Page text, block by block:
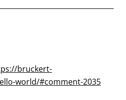
bruckert-
world/#comment-2035